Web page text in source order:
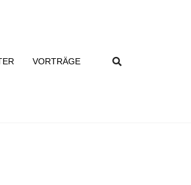
VORTRÄGE